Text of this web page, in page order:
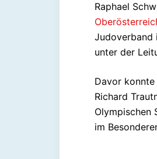
Raphael
Judoverband
unter der
Davor
Richard
Olympischen
im